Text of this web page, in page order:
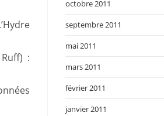
:
octobre 2011
septembre 2011
mai 2011
mars 2011
février 2011
janvier 2011